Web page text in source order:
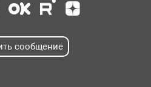
сообщение